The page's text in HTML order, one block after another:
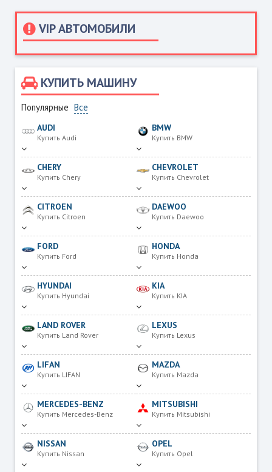
VIP АВТОМОБИЛИ
КУПИТЬ МАШИНУ
Популярные Все
AUDI
Купить Audi
BMW
Купить BMW
CHERY
Купить Chery
CHEVROLET
Купить Chevrolet
CITROEN
Купить Citroen
DAEWOO
Купить Daewoo
FORD
Купить Ford
HONDA
Купить Honda
HYUNDAI
Купить Hyundai
KIA
Купить KIA
LAND ROVER
Купить Land Rover
LEXUS
Купить Lexus
LIFAN
Купить LIFAN
MAZDA
Купить Mazda
MERCEDES-BENZ
Купить Mercedes-Benz
MITSUBISHI
Купить Mitsubishi
NISSAN
Купить Nissan
OPEL
Купить Opel